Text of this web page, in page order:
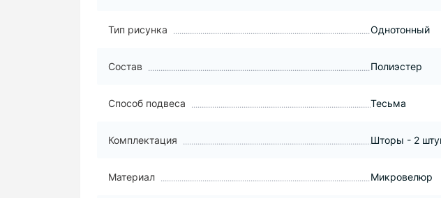
Тип рисунка Однотонный
Состав Полиэстер
Способ подвеса Тесьма
Комплектация Шторы - 2
Материал Микровелюр